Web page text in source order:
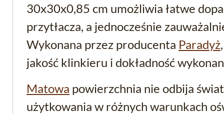
30x30x0,85 cm umożliwia łatwe
przytłacza, a jednocześnie
Wykonana przez producenta Paradyż
jakość klinkieru i dokładność
Matowa powierzchnia nie odbija
użytkowania w różnych warunkach